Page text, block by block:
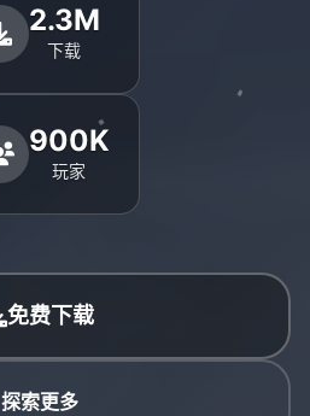
2.3M
下载
900K
玩家
免费下载
探索更多